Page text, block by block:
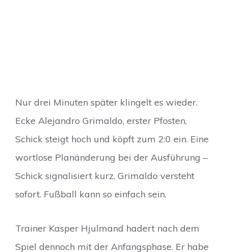
Nur drei Minuten später klingelt es wieder.
Ecke Alejandro Grimaldo, erster Pfosten,
Schick steigt hoch und köpft zum 2:0 ein. Eine
wortlose Planänderung bei der Ausführung –
Schick signalisiert kurz, Grimaldo versteht
sofort. Fußball kann so einfach sein.
Trainer Kasper Hjulmand hadert nach dem
Spiel dennoch mit der Anfangsphase. Er habe